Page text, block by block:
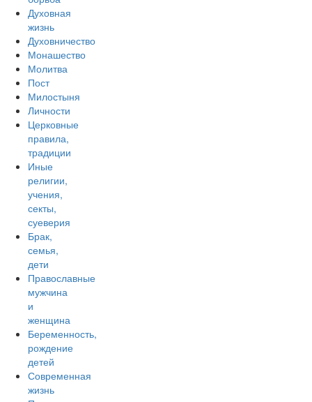
Духовная
жизнь
Духовничество
Монашество
Молитва
Пост
Милостыня
Личности
Церковные
правила,
традиции
Иные
религии,
учения,
секты,
суеверия
Брак,
семья,
дети
Православные
мужчина
и
женщина
Беременность,
рождение
детей
Современная
жизнь